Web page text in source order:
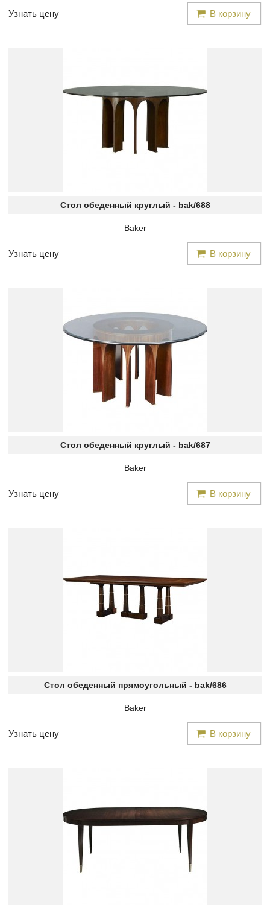
Узнать цену В корзину
Стол обеденный круглый - bak/688
Baker
Узнать цену В корзину
Стол обеденный круглый - bak/687
Baker
Узнать цену В корзину
Стол обеденный прямоугольный - bak/686
Baker
Узнать цену В корзину